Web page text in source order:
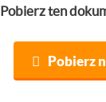
Pobierz ten
Pobierz